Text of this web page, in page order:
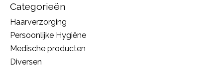
Categorieën
Haarverzorging
Persoonlijke Hygiëne
Medische producten
Diversen